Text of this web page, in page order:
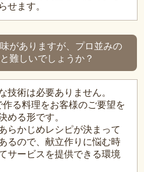
せます。
がありますが、プロ並みの
難しいでしょうか？
技術は必要ありません。
る料理をお客様のご要望を
める形です。
らかじめレシピが決まって
るので、献立作りに悩む時
サービスを提供できる環境